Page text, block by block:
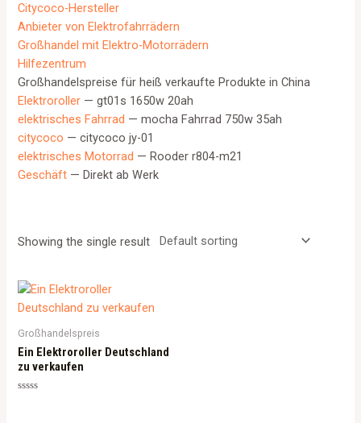
Citycoco-Hersteller
Anbieter von Elektrofahrrädern
Großhandel mit Elektro-Motorrädern
Hilfezentrum
Großhandelspreise für heiß verkaufte Produkte in China
Elektroroller — gt01s 1650w 20ah
elektrisches Fahrrad — mocha Fahrrad 750w 35ah
citycoco — citycoco jy-01
elektrisches Motorrad — Rooder r804-m21
Geschäft — Direkt ab Werk
Showing the single result
Großhandelspreis
Ein Elektroroller Deutschland
zu verkaufen